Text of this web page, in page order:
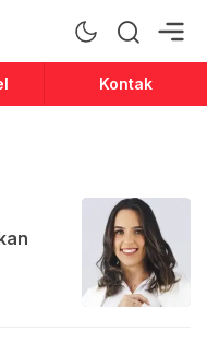
Kontak